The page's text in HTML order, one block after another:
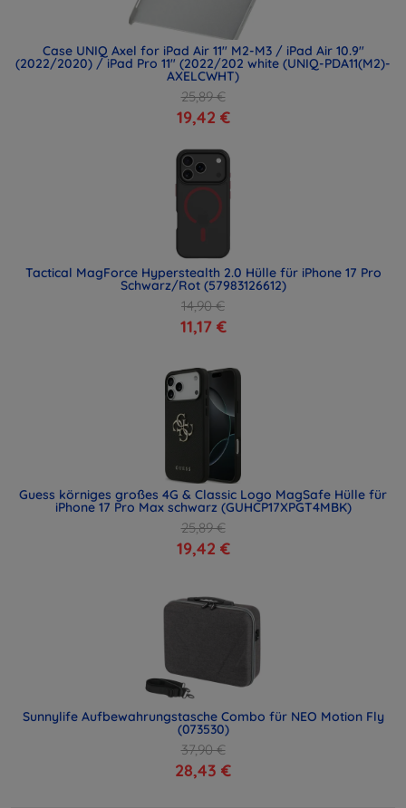
Case UNIQ Axel for iPad Air 11" M2-M3 / iPad Air 10.9"
(2022/2020) / iPad Pro 11" (2022/202 white (UNIQ-PDA11(M2)-
AXELCWHT)
25,89 €
19,42 €
Tactical MagForce Hyperstealth 2.0 Hülle für iPhone 17 Pro
Schwarz/Rot (57983126612)
14,90 €
11,17 €
Guess körniges großes 4G & Classic Logo MagSafe Hülle für
iPhone 17 Pro Max schwarz (GUHCP17XPGT4MBK)
25,89 €
19,42 €
Sunnylife Aufbewahrungstasche Combo für NEO Motion Fly
(073530)
37,90 €
28,43 €